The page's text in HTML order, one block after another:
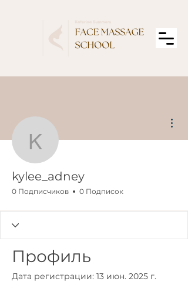
kylee_adney
kylee_adney
0 Подписчиков 0 Подписок
Профиль
Дата регистрации: 13 июн. 2025 г.